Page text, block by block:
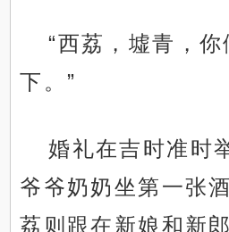
“西荔，墟青，
下。”
婚礼在吉时准时
爷爷奶奶坐第一张
荔则跟在新娘和新